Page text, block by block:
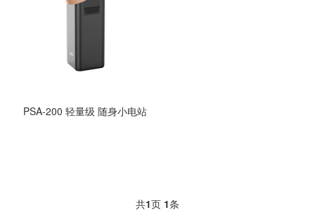
PSA-200 轻量级 随身小电站
共1页 1条